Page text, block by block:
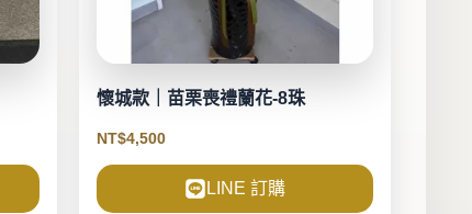
懷城款｜苗栗喪禮蘭花-8珠
NT$4,500
LINE 訂購